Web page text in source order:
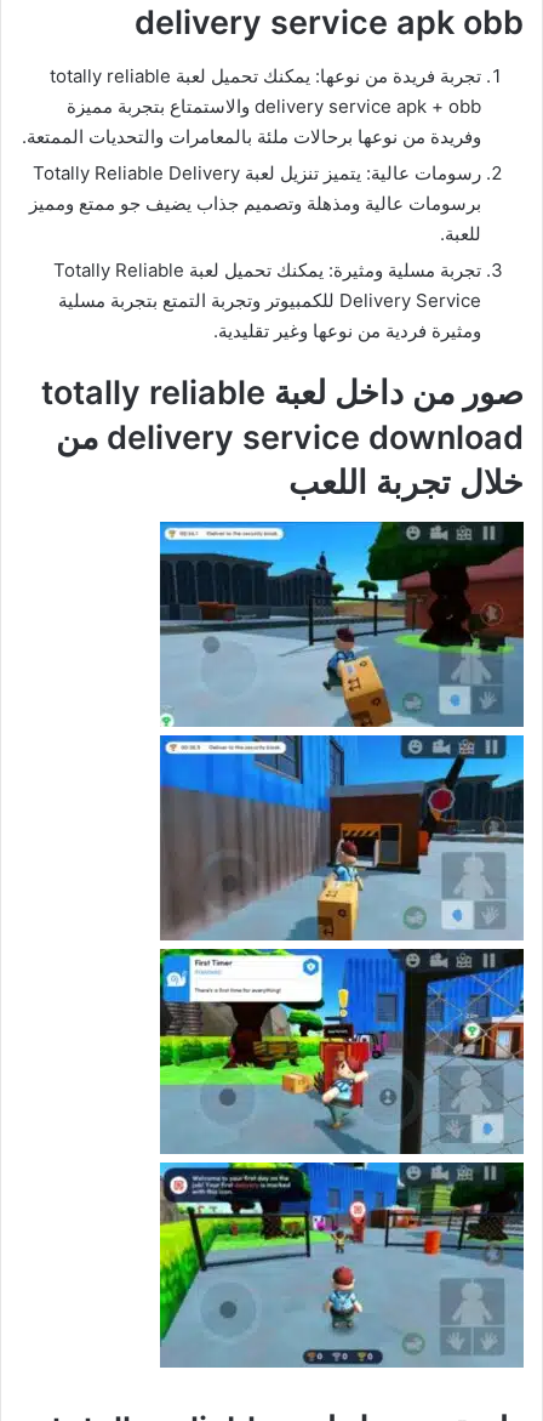
delivery service apk obb
تجربة فريدة من نوعها: يمكنك تحميل لعبة totally reliable
delivery service apk + obb والاستمتاع بتجربة مميزة
وفريدة من نوعها برحالات ملئة بالمعامرات والتحديات الممتعة.
رسومات عالية: يتميز تنزيل لعبة Totally Reliable Delivery
برسومات عالية ومذهلة وتصميم جذاب يضيف جو ممتع ومميز
للعبة.
تجربة مسلية ومثيرة: يمكنك تحميل لعبة Totally Reliable
Delivery Service للكمبيوتر وتجربة التمتع بتجربة مسلية
ومثيرة فردية من نوعها وغير تقليدية.
صور من داخل لعبة totally reliable
delivery service download من
خلال تجربة اللعب